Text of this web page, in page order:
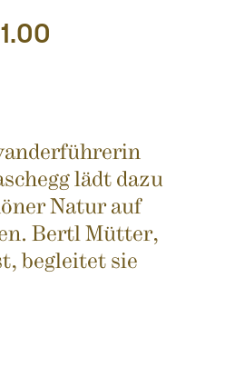
lädt dazu
Natur auf
Bertl Mütter,
begleitet sie